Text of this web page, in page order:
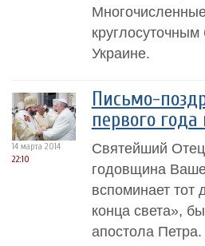
Украине.
14 марта 2014
22:10
Письмо-
первого
Святейший
годовщина
вспоминает тот
конца света»,
апостола Петра.